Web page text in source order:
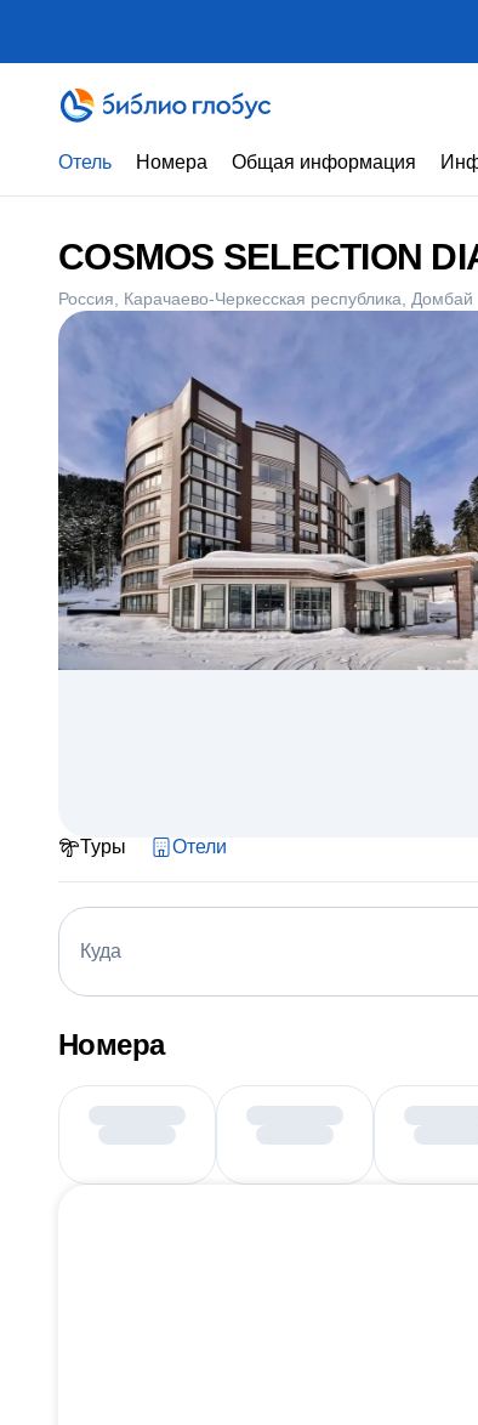
Отель Номера Общая информация
COSMOS SELECTION
Россия Карачаево-Черкесская республика Домбай
Туры Отели
Куда
Номера